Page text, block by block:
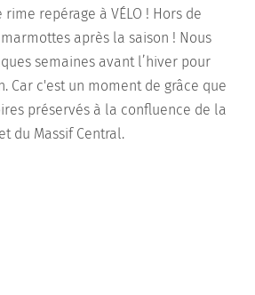
rime repérage à VÉLO ! Hors de
après la saison ! Nous
semaines avant l’hiver pour
Car c'est un moment de grâce que
préservés à la confluence de la
du Massif Central.